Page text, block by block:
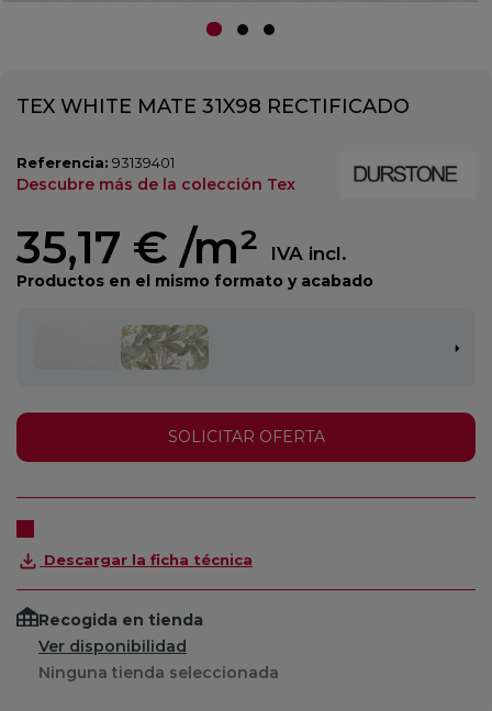
TEX WHITE MATE 31X98 RECTIFICADO
Referencia: 93139401
Descubre más de la colección Tex
35,17 € /m² IVA incl.
Productos en el mismo formato y acabado
SOLICITAR OFERTA
Descargar la ficha técnica
Recogida en tienda
Ver disponibilidad
Ninguna tienda seleccionada